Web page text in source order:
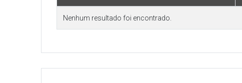
Nenhum resultado foi encontrado.